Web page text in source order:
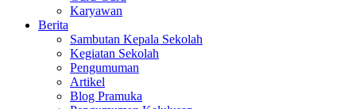
Karyawan
Berita
Sambutan Kepala Sekolah
Kegiatan Sekolah
Pengumuman
Artikel
Blog Pramuka